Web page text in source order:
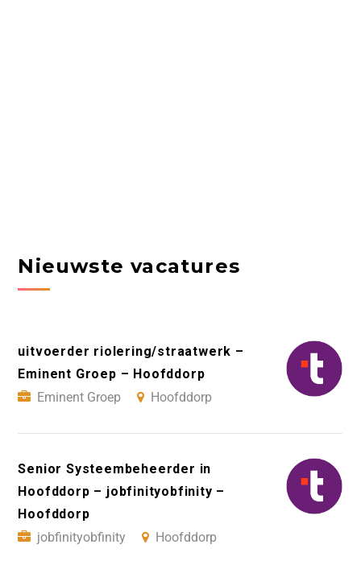
Nieuwste vacatures
uitvoerder riolering/straatwerk –
Eminent Groep – Hoofddorp
Eminent Groep
Hoofddorp
Senior Systeembeheerder in
Hoofddorp – jobfinityobfinity –
Hoofddorp
jobfinityobfinity
Hoofddorp